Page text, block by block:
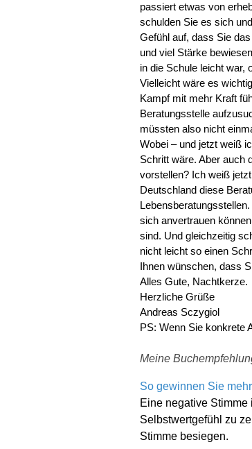
passiert etwas von
schulden Sie es sich
Gefühl auf, dass Sie
und viel Stärke
in die Schule leicht war,
Vielleicht wäre es
Kampf mit mehr Kraft
Beratungsstelle
müssten also nicht
Wobei – und jetzt weiß
Schritt wäre. Aber auch
vorstellen? Ich weiß
Deutschland diese
sich anvertrauen
sind. Und gleichzeitig
nicht leicht so einen
Ihnen wünschen, dass
Alles Gute, Nachtkerze.
Herzliche Grüße
Andreas Sczygiol
PS: Wenn Sie konkrete